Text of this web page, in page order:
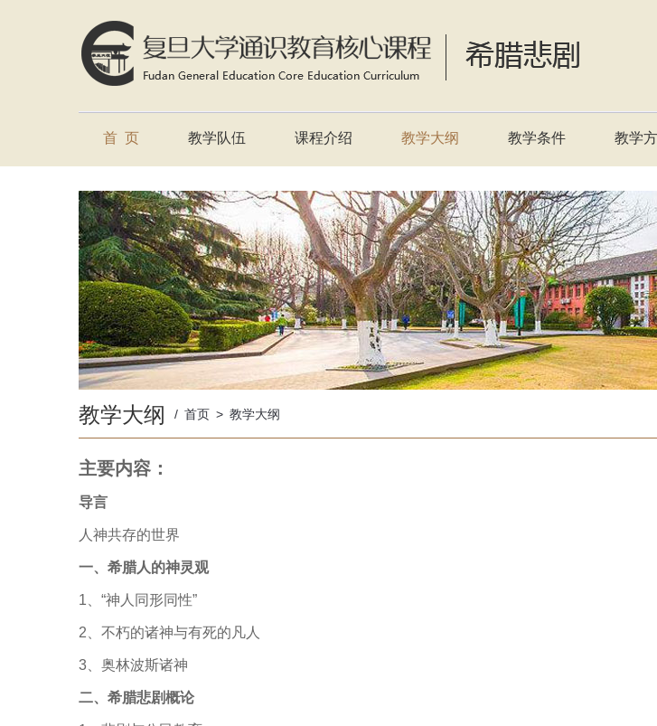
首 页 教学队伍 课程介绍 教学大纲 教学条件 教学
教学大纲 / 首页 > 教学大纲
主要内容：
导言
人神共存的世界
一、希腊人的神灵观
1 、“神人同形同性”
2 、不朽的诸神与有死的凡人
3 、奥林波斯诸神
二、希腊悲剧概论